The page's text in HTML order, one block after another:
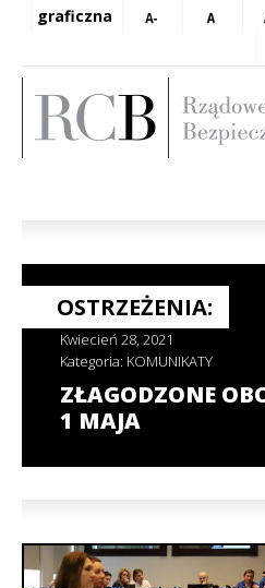
graficzna
OSTRZEŻENIA:
Kwiecień 28, 2021
Kategoria: KOMUNIKATY
ZŁAGODZONE
1 MAJA